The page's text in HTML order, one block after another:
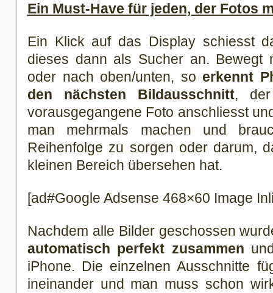
Ein Must-Have für jeden, der Fotos
Ein Klick auf das Display schiesst
dieses dann als Sucher an. Bewegt
oder nach oben/unten, so erkennt
den nächsten Bildausschnitt,
vorausgegangene Foto anschliesst
man mehrmals machen und
Reihenfolge zu sorgen oder darum,
kleinen Bereich übersehen hat.
[ad#Google Adsense 468×60 Image
Nachdem alle Bilder geschossen
automatisch perfekt zusammen
iPhone. Die einzelnen Ausschnitte
ineinander und man muss schon